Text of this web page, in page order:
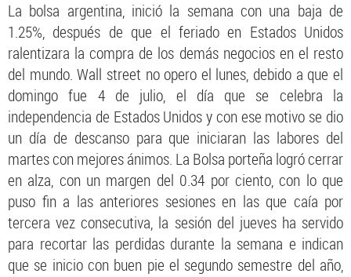
La bolsa argentina, inició la semana con una baja de
1.25%, después de que el feriado en Estados Unidos
ralentizara la compra de los demás negocios en el resto
del mundo. Wall street no opero el lunes, debido a que el
domingo fue 4 de julio, el día que se celebra la
independencia de Estados Unidos y con ese motivo se dio
un día de descanso para que iniciaran las labores del
martes con mejores ánimos. La Bolsa porteña logró cerrar
en alza, con un margen del 0.34 por ciento, con lo que
puso fin a las anteriores sesiones en las que caía por
tercera vez consecutiva, la sesión del jueves ha servido
para recortar las perdidas durante la semana e indican
que se inicio con buen pie el segundo semestre del año,